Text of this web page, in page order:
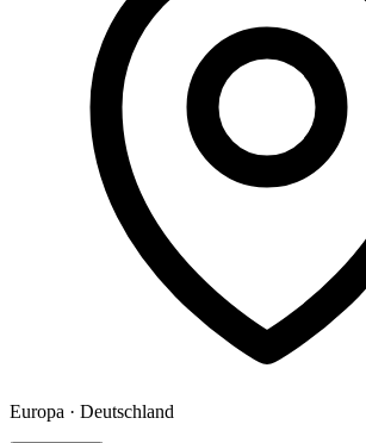
Europa · Deutschland